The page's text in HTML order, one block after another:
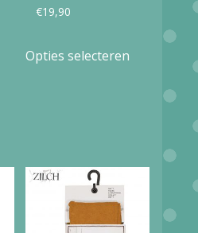
€19,90
Opties selecteren
Deze